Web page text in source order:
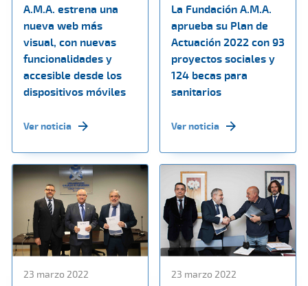
A.M.A. estrena una
nueva web más
visual, con nuevas
funcionalidades y
accesible desde los
dispositivos móviles
Ver noticia
La Fundación A.M.A.
aprueba su Plan de
Actuación 2022 con 93
proyectos sociales y
124 becas para
sanitarios
Ver noticia
23 marzo 2022 23 marzo 2022